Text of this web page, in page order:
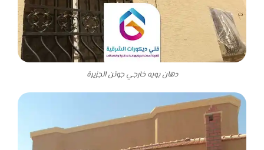
دهان بويه خارجي جوتن الجزيرة